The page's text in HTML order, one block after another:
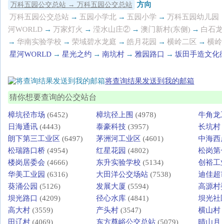
万科五园公交总站 → 万科五园公交总站 方向
万科五园公交总站 → 五园小学北 → 五园小学 → 万科五园幼儿园
河WORLD → 万家灯火 → 滢水山庄② → 澳门新村(东侧) → 白石
→ 华南实验学校 → 荣域碧水龙庭 → 皓月花园 → 横岭二区 → 横岭
星河WORLD → 星光之约 → 南坑村 → 雅园路口 → 坂田手造文化
将查询结果发送到我的邮箱
猜你想要查询的公交站台
樟坑径市场 (6452) 樟坑径上围 (4978)
牛角
日海通讯 (4443) 泰豪科技 (3957) 长坑村
朗下第三工业区 (6497) 茅洲河工业区 (4601)
中海
松瑞路口桥 (4954) 红星花园 (4802)
松岗
楼岗居委会 (4666) 东升实验学校 (5134)
创裕工
华美工业园 (6316) 大田洋公交场站 (7538)
迪佳超
葵涌公园 (5126) 发展大厦 (5594)
高源村
坝光路口 (4209) 径心水库 (4841)
坝光社
高大村 (3559) 产头村 (3547) 横山村
田辽村 (4069) 东方尊峪公交总站 (5079) 晴山月